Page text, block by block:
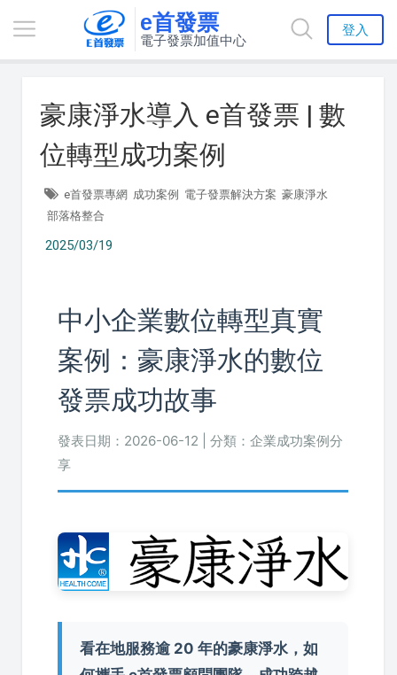
e首發票
電子發票加值中心
登入
豪康淨水導入 e首發票 | 數
位轉型成功案例
e首發票專網 成功案例 電子發票解決方案 豪康淨水
部落格整合
2025/03/19
中小企業數位轉型真實
案例：豪康淨水的數位
發票成功故事
發表日期：2026-06-12 | 分類：企業成功案例分
享
看在地服務逾 20 年的豪康淨水，如